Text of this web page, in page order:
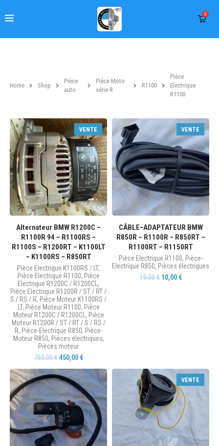
0
Home Shop
Pièce
auto
Pièce Moto
série R
R1100
Pièce
Electrique
R1100
VENTE
Alternateur BMW R1200C –
R1100R 94 – R1100RS –
R1100S – R1200RT – K1100LT
– K1100RS – R850RT
Pièce Electrique K1100RS / LT,
Pièce Electrique R1100, Pièce
Electrique R1200C / R1200CL ,
Pièce Electrique R1200R / ST / RT /
S / RS / R, Pièce Moteur K1100RS /
LT, Pièce Moteur R1100, Pièce
Moteur R1200C / R1200CL , Pièce
Moteur R1200R / ST / RT / S / RS /
R, Pièce-Electrique R850, Pièce-
Moteur R850, Pièces électriques,
Pièces moteur
760,00€ 450,00 €
VENTE
CÂBLE−ADAPTATEUR BMW
R850R – R1100R – R850RT –
R1100RT – R1150RT
Pièce Electrique R1100, Pièce-
Electrique R850, Pièces électriques
19,00€ 10,00 €
VENTE